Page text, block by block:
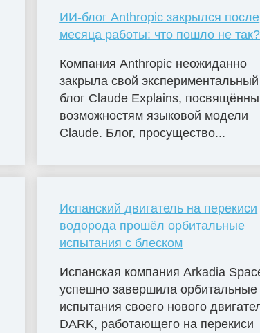
ИИ-блог Anthropic закрылся после
месяца работы: что пошло не так?
Компания Anthropic неожиданно
закрыла свой экспериментальный
блог Claude Explains,
возможностям языковой модели
Claude. Блог, просущество...
Испанский двигатель на перекиси
водорода прошёл орбитальные
испытания с блеском
Испанская компания Arkadia
успешно завершила орбитальные
испытания своего нового
DARK, работающего на перекиси